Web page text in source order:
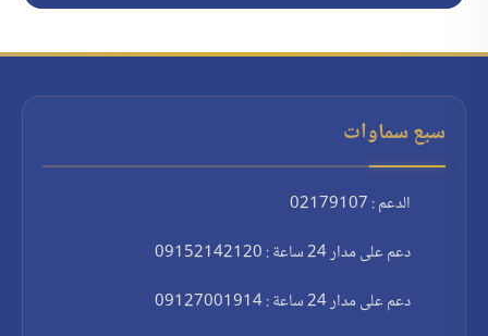
سبع سماوات
الدعم : 02179107
دعم على مدار 24 ساعة : 09152142120
دعم على مدار 24 ساعة : 09127001914